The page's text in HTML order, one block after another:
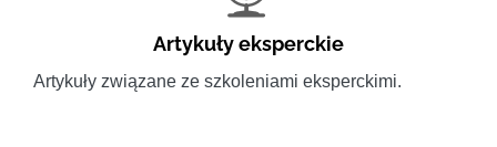
Artykuły eksperckie
Artykuły związane ze szkoleniami eksperckimi.